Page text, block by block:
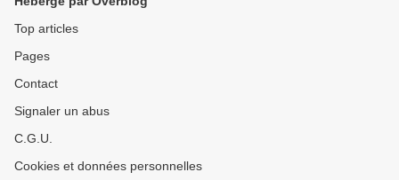
Top articles
Pages
Contact
Signaler un abus
C.G.U.
Cookies et données personnelles